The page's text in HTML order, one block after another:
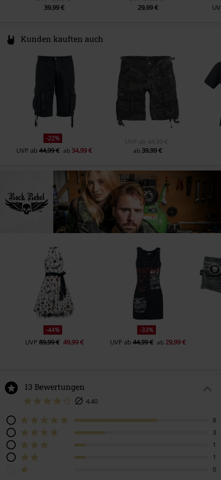
39,99 €
29,99 €
Kunden kauften auch
-22%
UVP ab44,99 € ab34,99 €
UVP ab 44,99 €
ab39,99 €
-44%
UVP 89,99 € 49,99 €
-33%
UVP ab44,99 € ab 29,99 €
13 Bewertungen
4.40
8
3
1
1
0